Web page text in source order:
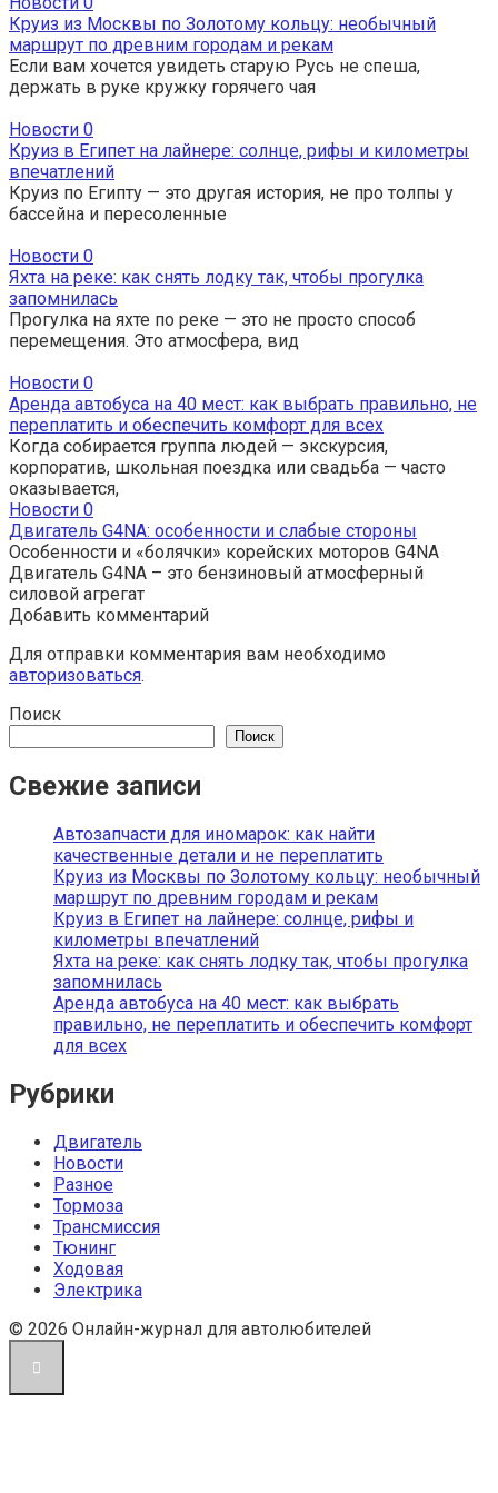
Круиз из Москвы по Золотому кольцу: необычный
маршрут по древним городам и рекам
Если вам хочется увидеть старую Русь не спеша,
держать в руке кружку горячего чая
Новости 0
Круиз в Египет на лайнере: солнце, рифы и километры
впечатлений
Круиз по Египту — это другая история, не про толпы у
бассейна и пересоленные
Новости 0
Яхта на реке: как снять лодку так, чтобы прогулка
запомнилась
Прогулка на яхте по реке — это не просто способ
перемещения. Это атмосфера, вид
Новости 0
Аренда автобуса на 40 мест: как выбрать правильно, не
переплатить и обеспечить комфорт для всех
Когда собирается группа людей — экскурсия,
корпоратив, школьная поездка или свадьба — часто
оказывается,
Новости 0
Двигатель G4NA: особенности и слабые стороны
Особенности и «болячки» корейских моторов G4NA
Двигатель G4NA – это бензиновый атмосферный
силовой агрегат
Добавить комментарий
Для отправки комментария вам необходимо
авторизоваться.
Поиск
Поиск
Свежие записи
Автозапчасти для иномарок: как найти
качественные детали и не переплатить
Круиз из Москвы по Золотому кольцу: необычный
маршрут по древним городам и рекам
Круиз в Египет на лайнере: солнце, рифы и
километры впечатлений
Яхта на реке: как снять лодку так, чтобы прогулка
запомнилась
Аренда автобуса на 40 мест: как выбрать
правильно, не переплатить и обеспечить комфорт
для всех
Рубрики
Двигатель
Новости
Разное
Тормоза
Трансмиссия
Тюнинг
Ходовая
Электрика
© 2026 Онлайн-журнал для автолюбителей